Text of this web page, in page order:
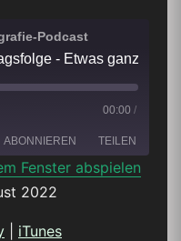
Podcast
00:00 /
ABONNIEREN TEILEN
Spotify
Fenster abspielen
2022
iTunes